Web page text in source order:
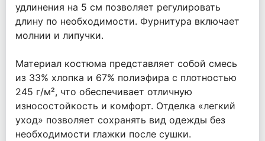
удлинения на 5 см позволяет регулировать
длину по необходимости. Фурнитура включает
молнии и липучки.
Материал костюма представляет собой смесь
из 33% хлопка и 67% полиэфира с плотностью
245 г/м², что обеспечивает отличную
износостойкость и комфорт. Отделка «легкий
уход» позволяет сохранять вид одежды без
необходимости глажки после сушки.